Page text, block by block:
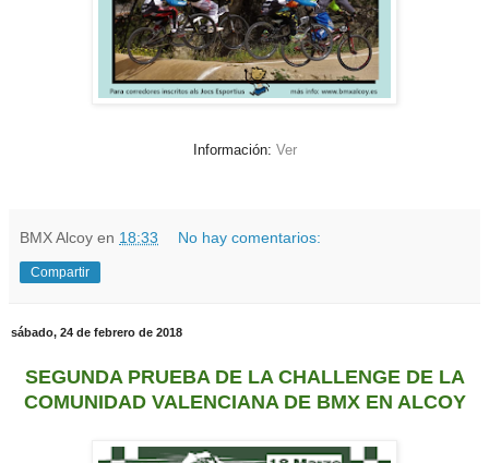
Información: Ver
BMX Alcoy en 18:33 No hay comentarios:
Compartir
sábado, 24 de febrero de 2018
SEGUNDA PRUEBA DE LA CHALLENGE DE LA
COMUNIDAD VALENCIANA DE BMX EN ALCOY